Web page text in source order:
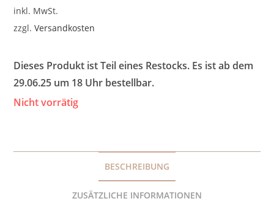
inkl. MwSt.
zzgl.Versandkosten
Dieses Produkt ist Teil eines Restocks. Es ist ab dem
29.06.25 um 18 Uhr bestellbar.
Nicht vorrätig
BESCHREIBUNG
ZUSÄTZLICHE INFORMATIONEN